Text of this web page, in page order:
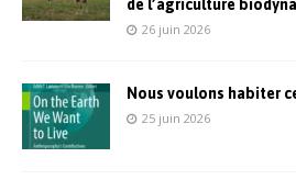
de l’agriculture
26 juin 2026
Nous voulons habiter
25 juin 2026